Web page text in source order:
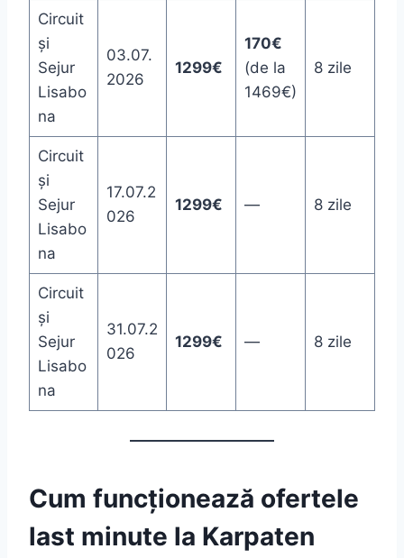
Circuit
și
Sejur
Lisabo
na
03.07.
2026
1299€
170€
(de la
1469€)
8 zile
Circuit
și
Sejur
Lisabo
na
17.07.2
026
1299€ — 8 zile
Circuit
și
Sejur
Lisabo
na
31.07.2
026
1299€ — 8 zile
Cum funcționează ofertele
last minute la Karpaten